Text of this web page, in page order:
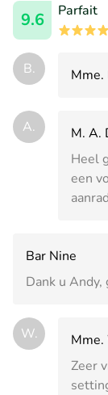
9.6
Parfait
B. Mme.
A.
M. A.
Heel
een
Bar Nine
Dank u Andy,
W.
Zeer